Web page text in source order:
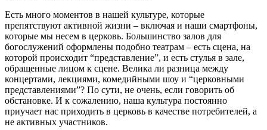
Есть много моментов в нашей культуре, которые
препятствуют активной жизни – включая и наши смартфоны,
которые мы несем в церковь. Большинство залов для
богослужений оформлены подобно театрам – есть сцена, на
которой происходит “представление”, и есть стулья в зале,
обращенные лицом к сцене. Велика ли разница между
концертами, лекциями, комедийными шоу и “церковными
представлениями”? По сути, не очень, если говорить об
обстановке. И к сожалению, наша культура постоянно
приучает нас приходить в церковь в качестве потребителей, а
не активных участников.